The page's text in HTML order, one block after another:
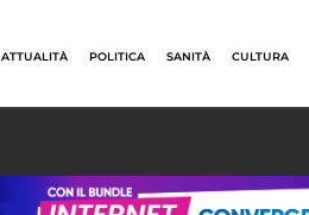
ATTUALITÀ POLITICA SANITÀ CULTURA